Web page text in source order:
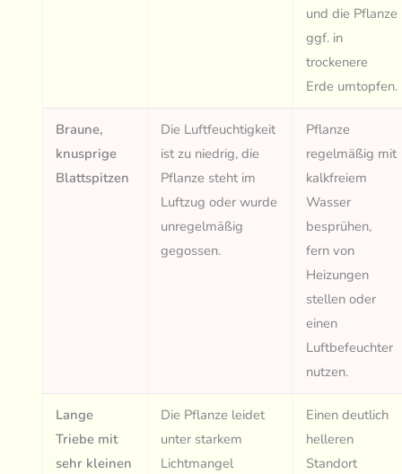
und die Pflanze
ggf. in
trockenere
Erde umtopfen.
Braune,
knusprige
Blattspitzen
Die Luftfeuchtigkeit
ist zu niedrig, die
Pflanze steht im
Luftzug oder wurde
unregelmäßig
gegossen.
Pflanze
regelmäßig mit
kalkfreiem
Wasser
besprühen,
fern von
Heizungen
stellen oder
einen
Luftbefeuchter
nutzen.
Lange
Triebe mit
sehr kleinen
Die Pflanze leidet
unter starkem
Lichtmangel
Einen deutlich
helleren
Standort